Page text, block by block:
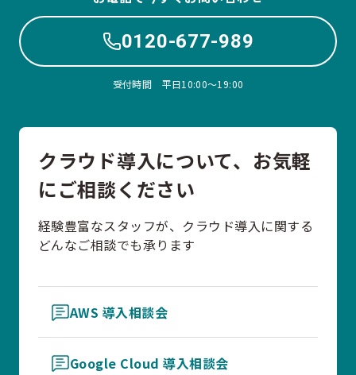
0120-677-989
受付時間 平日10:00〜19:00
クラウド導入について、お気軽
にご相談ください
経験豊富なスタッフが、クラウド導入に関する
どんなご相談でも承ります
AWS 導入相談会
Google Cloud 導入相談会